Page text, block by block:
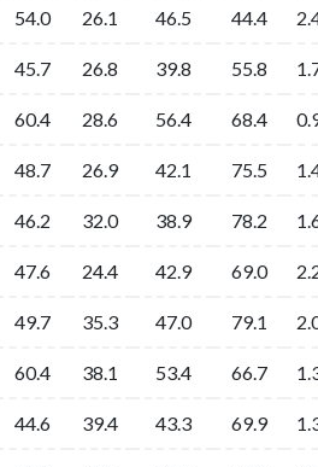
54.0 26.1 46.5 44.4
45.7 26.8 39.8 55.8
60.4 28.6 56.4 68.4
48.7 26.9 42.1 75.5
46.2 32.0 38.9 78.2
47.6 24.4 42.9 69.0
49.7 35.3 47.0 79.1
60.4 38.1 53.4 66.7
44.6 39.4 43.3 69.9